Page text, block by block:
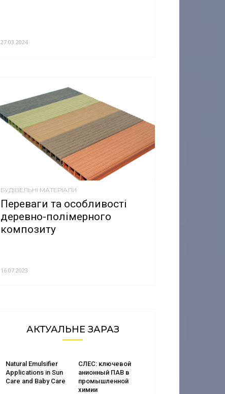
27.03.2024
БУДІВЕЛЬНІ МАТЕРІАЛИ
Переваги та особливості
деревно-полімерного
композиту
16.07.2023
АКТУАЛЬНЕ ЗАРАЗ
Natural Emulsifier
Applications in Sun
Care and Baby Care
СЛЕС: ключевой
анионный ПАВ в
промышленной
химии